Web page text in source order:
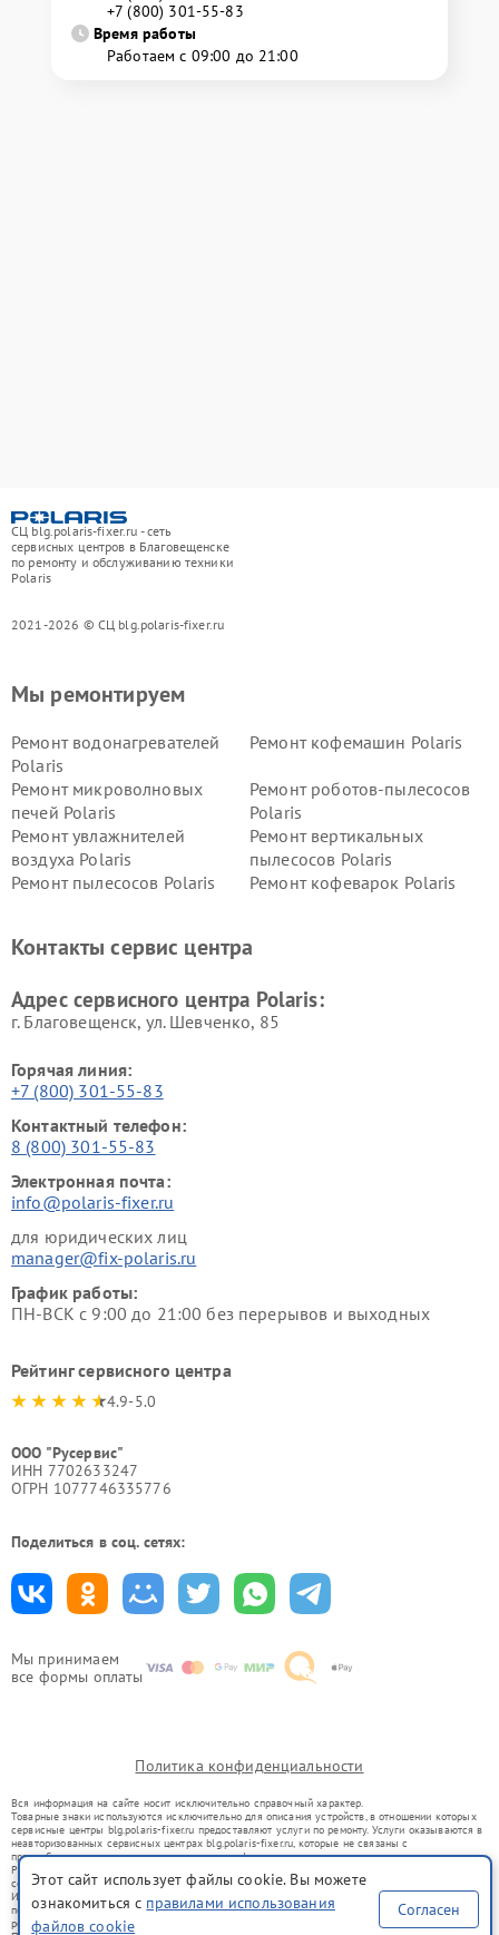
+7 (800) 301-55-83
Время работы
Работаем с 09:00 до 21:00
СЦ blg.polaris-fixer.ru - сеть
сервисных центров в Благовещенске
по ремонту и обслуживанию техники
Polaris
2021-2026 © СЦ blg.polaris-fixer.ru
Мы принимаем
все формы оплаты
Мы ремонтируем
Ремонт водонагревателей
Polaris
Ремонт кофемашин Polaris
Ремонт микроволновых
печей Polaris
Ремонт роботов-пылесосов
Polaris
Ремонт увлажнителей
воздуха Polaris
Ремонт вертикальных
пылесосов Polaris
Ремонт пылесосов Polaris
Ремонт кофеварок Polaris
Контакты сервис центра
Адрес сервисного центра Polaris:
г. Благовещенск, ул. Шевченко, 85
Горячая линия:
+7 (800) 301-55-83
Контактный телефон:
8 (800) 301-55-83
Электронная почта:
info@polaris-fixer.ru
для юридических лиц
manager@fix-polaris.ru
График работы:
ПН-ВСК с 9:00 до 21:00 без перерывов и выходных
Рейтинг сервисного центра
4.9-5.0
ООО "Русервис"
ИНН 7702633247
ОГРН 1077746335776
Поделиться в соц. сетях:
Политика конфиденциальности
Вся информация на сайте носит исключительно справочный характер.
Товарные знаки используются исключительно для описания устройств, в отношении которых
сервисные центры blg.polaris-fixer.ru предоставляют услуги по ремонту. Услуги оказываются в
неавторизованных сервисных центрах blg.polaris-fixer.ru, которые не связаны с
правообладателями товарных знаков или их официальными представителями.
Ремонт осуществляется для устройств, уже введенных в гражданский оборот в соответствии
со статьей 1487 ГК РФ.
Использование товарных знаков не преследует цели индивидуализации услуг или введения
потребителей в заблуждение, а служит для информирования о предоставляемых услугах по
ремонту техники указанных брендов.
Этот сайт использует файлы cookie. Вы можете
ознакомиться с правилами использования
файлов cookie
Согласен